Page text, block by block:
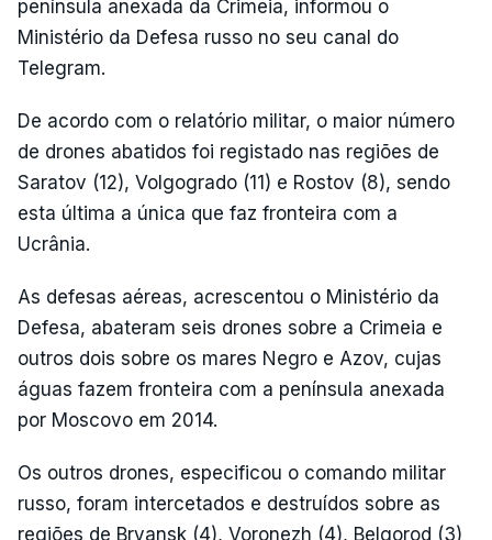
península anexada da Crimeia, informou o
Ministério da Defesa russo no seu canal do
Telegram.
De acordo com o relatório militar, o maior número
de drones abatidos foi registado nas regiões de
Saratov (12), Volgogrado (11) e Rostov (8), sendo
esta última a única que faz fronteira com a
Ucrânia.
As defesas aéreas, acrescentou o Ministério da
Defesa, abateram seis drones sobre a Crimeia e
outros dois sobre os mares Negro e Azov, cujas
águas fazem fronteira com a península anexada
por Moscovo em 2014.
Os outros drones, especificou o comando militar
russo, foram intercetados e destruídos sobre as
regiões de Bryansk (4), Voronezh (4), Belgorod (3)